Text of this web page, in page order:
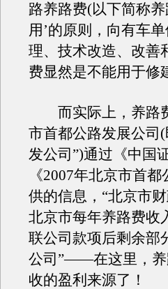
路养路费(以下简称
用’的原则，向有车
理、技术改造、改善
费显然是不能用于修
而实际上，养路费
市首都公路发展公司
发公司”)通过《中国
《2007年北京市首
供的信息，“北京市
北京市每年养路费收
联公司款项后剩余部
公司”——在这里，养
收的盈利来源了！